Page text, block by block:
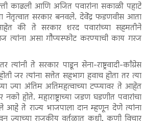
काढली आणि अजित पवारांना सकाळी पहाटे
नेतृत्वात सरकार बनवले. देवेंद्र फडणवीस आता
की ते सरकार शरद पवारांच्या सहमतीने
असा गौप्यस्फोट करण्याची काय गरज
ते सरकार पाडून सेना-राष्ट्रवादी-काँग्रेस
जर त्यांना सत्तेत सहभाग हवाच होता तर त्या
ज्या अंतिम अतिमहत्वाच्या टप्प्यावर ते आहेत
होते. महाराष्ट्राच्या जडण घडणीत पवारांचा
आहे ते राज्य भाजपाला दान म्हणून देणे त्यांना